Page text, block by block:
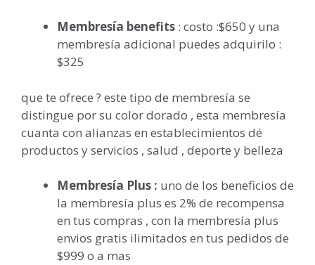
Membresía benefits : costo :$650 y una
membresía adicional puedes adquirilo :
$325
que te ofrece ? este tipo de membresía se
distingue por su color dorado , esta membresía
cuanta con alianzas en establecimientos dé
productos y servicios , salud , deporte y belleza
Membresía Plus : uno de los beneficios de
la membresía plus es 2% de recompensa
en tus compras , con la membresía plus
envios gratis ilimitados en tus pedidos de
$999 o a mas